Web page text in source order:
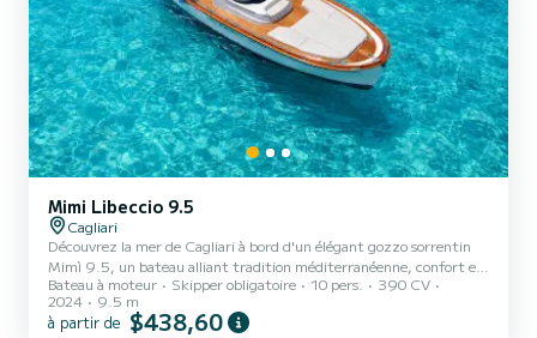
Mimi Libeccio 9.5
Cagliari
Découvrez la mer de Cagliari à bord d'un élégant gozzo sorrentin
Mimì 9.5, un bateau alliant tradition méditerranéenne, confort et
grande stabilité en navigation. Partez de la Marina di Bonaria,
naviguez le long de la côte du Golfe de Cagliari, entre eaux
cristallines, falaises calcaires et criques accessibles uniquement par
Bateau à moteur Skipper obligatoire 10 pers.
390 CV
2024
9.5 m
à partir de $438,60